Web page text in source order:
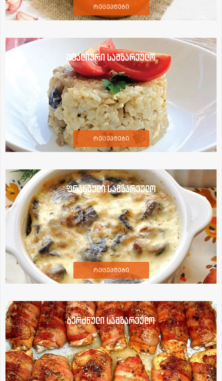
რეცეპტები
იტალიური სამზარეულო
რეცეპტები
ფრანგული სამზარეულო
რეცეპტები
ბერძნული სამზარეულო